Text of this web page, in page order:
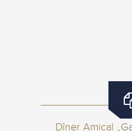
Dîner Amical